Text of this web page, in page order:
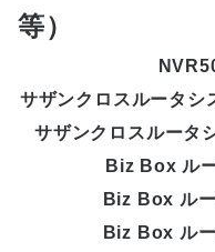
等）
サザンクロスルータ
サザンクロスルータ
Biz Box ル
Biz Box ル
Biz Box ル